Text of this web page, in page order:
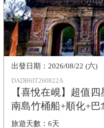
DADB6IT260822A
【喜悅在峴】超值
南島竹桶船+順化+巴
6天
2026/08/22 (六)